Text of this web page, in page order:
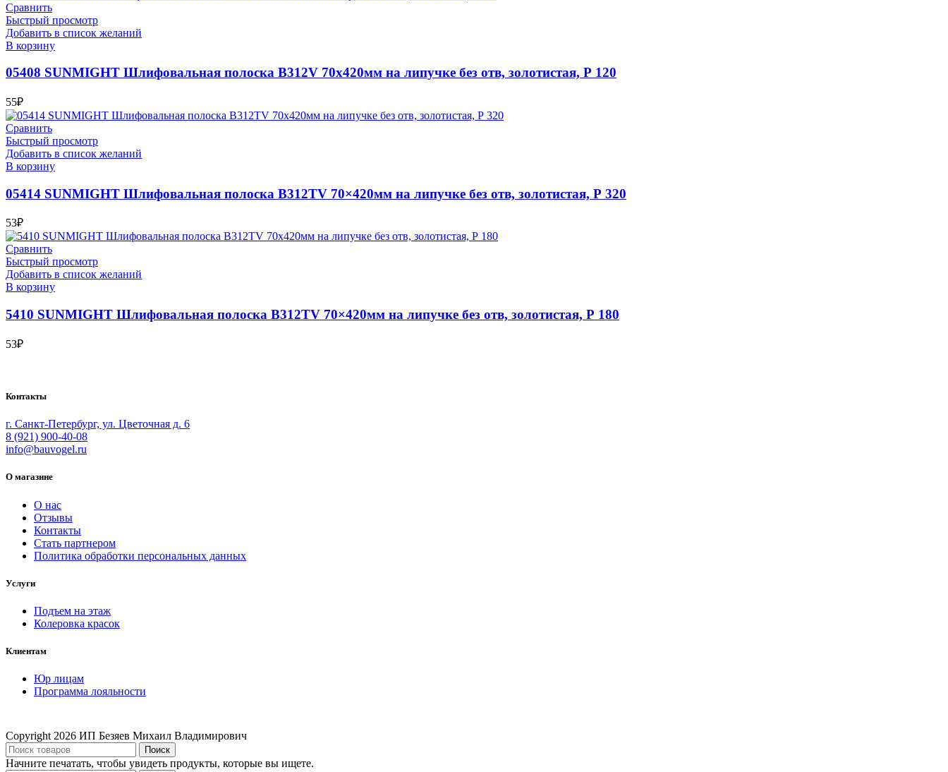
Сравнить
Быстрый просмотр
Добавить в список желаний
В корзину
05408 SUNMIGHT Шлифовальная полоска B312V 70х420мм на липучке без отв, золотистая, Р 120
55₽
Сравнить
Быстрый просмотр
Добавить в список желаний
В корзину
05414 SUNMIGHT Шлифовальная полоска В312TV 70×420мм на липучке без отв, золотистая, Р 320
53₽
Сравнить
Быстрый просмотр
Добавить в список желаний
В корзину
5410 SUNMIGHT Шлифовальная полоска B312TV 70×420мм на липучке без отв, золотистая, Р 180
53₽
Контакты
г. Санкт-Петербург, ул. Цветочная д. 6
8 (921) 900-40-08
info@bauvogel.ru
О магазине
О нас
Отзывы
Контакты
Стать партнером
Политика обработки персональных данных
Услуги
Подъем на этаж
Колеровка красок
Клиентам
Юр лицам
Программа лояльности
Copyright 2026 ИП Безяев Михаил Владимирович
Поиск
Начните печатать, чтобы увидеть продукты, которые вы ищете.